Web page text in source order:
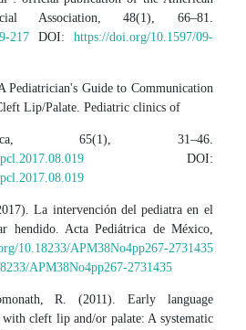
Association, 48(1), 66–81.
217 DOI: https://doi.org/10.1597/09-
Pediatrician's Guide to Communication
Lip/Palate. Pediatric clinics of
65(1), 31–46.
DOI:
La intervención del pediatra en el
hendido. Acta Pediátrica de México,
10.18233/APM38No4pp267-2731435
APM38No4pp267-2731435
R. (2011). Early language
cleft lip and/or palate: A systematic